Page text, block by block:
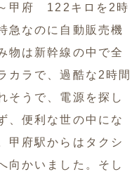
甲府 122キロを2時
急なのに自動販売機
物は新幹線の中で全
カラで、過酷な2時間
そうで、電源を探し
、便利な世の中にな
甲府駅からはタクシ
向かいました。そし